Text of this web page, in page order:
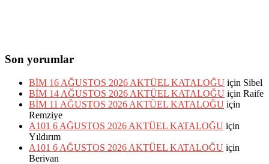
Son yorumlar
BİM 16 AĞUSTOS 2026 AKTÜEL KATALOĞU için Sibel
BİM 14 AĞUSTOS 2026 AKTÜEL KATALOĞU için Raife
BİM 11 AĞUSTOS 2026 AKTÜEL KATALOĞU için
Remziye
A101 6 AĞUSTOS 2026 AKTÜEL KATALOĞU için
Yıldırım
A101 6 AĞUSTOS 2026 AKTÜEL KATALOĞU için
Berivan